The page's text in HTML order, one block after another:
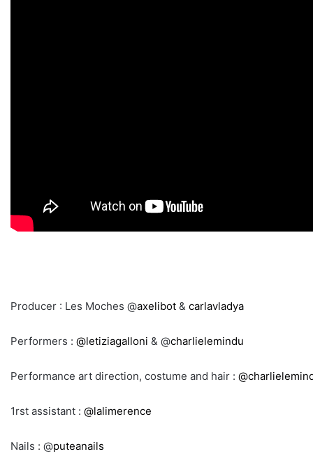
Producer : Les Moches @axelibot & carlavladya
Performers : @letiziagalloni & @charlielemindu
Performance art direction, costume and hair :
1rst assistant : @lalimerence
Nails : @puteanails